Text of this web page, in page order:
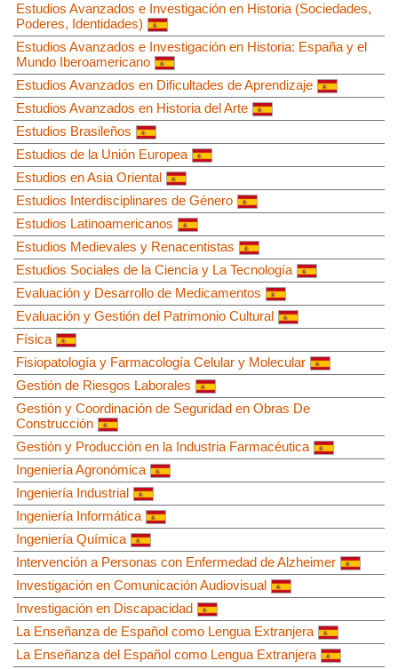
Estudios Avanzados e Investigación en Historia (Sociedades,
Poderes, Identidades)
Estudios Avanzados e Investigación en Historia: España y el
Mundo Iberoamericano
Estudios Avanzados en Dificultades de Aprendizaje
Estudios Avanzados en Historia del Arte
Estudios Brasileños
Estudios de la Unión Europea
Estudios en Asia Oriental
Estudios Interdisciplinares de Género
Estudios Latinoamericanos
Estudios Medievales y Renacentistas
Estudios Sociales de la Ciencia y La Tecnología
Evaluación y Desarrollo de Medicamentos
Evaluación y Gestión del Patrimonio Cultural
Física
Fisiopatología y Farmacología Celular y Molecular
Gestión de Riesgos Laborales
Gestión y Coordinación de Seguridad en Obras De
Construcción
Gestión y Producción en la Industria Farmacéutica
Ingeniería Agronómica
Ingeniería Industrial
Ingeniería Informática
Ingeniería Química
Intervención a Personas con Enfermedad de Alzheimer
Investigación en Comunicación Audiovisual
Investigación en Discapacidad
La Enseñanza de Español como Lengua Extranjera
La Enseñanza del Español como Lengua Extranjera